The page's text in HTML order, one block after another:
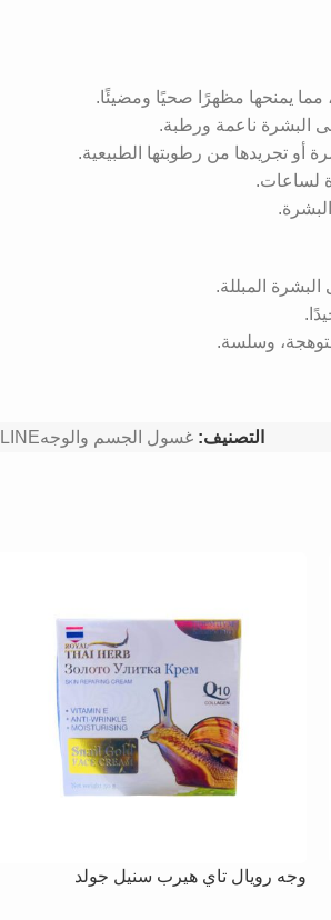
مما يمنحها مظهرًا صحيًا ومضيئًا.
البشرة ناعمة ورطبة.
تجريدها من رطوبتها الطبيعية.
لساعات.
المبللة.
وسلسة.
التصنيف: غسول الجسم والوجه
وجه رويال تاي هيرب سنيل جولد